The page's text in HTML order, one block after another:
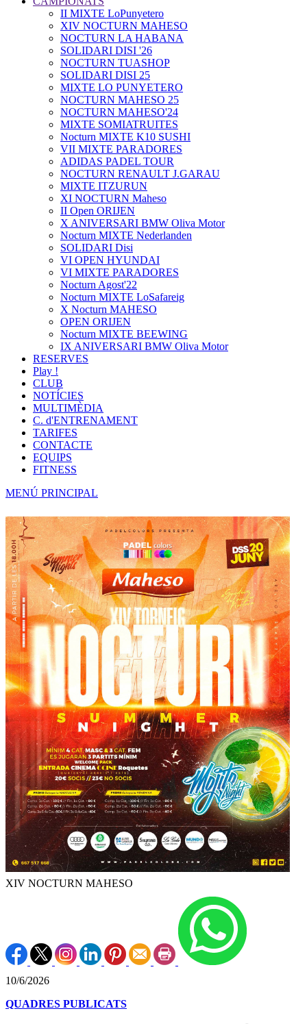
II MIXTE LoPunyetero
XIV NOCTURN MAHESO
NOCTURN LA HABANA
SOLIDARI DISI '26
NOCTURN TUASHOP
SOLIDARI DISI 25
MIXTE LO PUNYETERO
NOCTURN MAHESO 25
NOCTURN MAHESO'24
MIXTE SOMIATRUITES
Nocturn MIXTE K10 SUSHI
VII MIXTE PARADORES
ADIDAS PADEL TOUR
NOCTURN RENAULT J.GARAU
MIXTE ITZURUN
XI NOCTURN Maheso
II Open ORIJEN
X ANIVERSARI BMW Oliva Motor
Nocturn MIXTE Nederlanden
SOLIDARI Disi
VI OPEN HYUNDAI
VI MIXTE PARADORES
Nocturn Agost'22
Nocturn MIXTE LoSafareig
X Nocturn MAHESO
OPEN ORIJEN
Nocturn MIXTE BEEWING
IX ANIVERSARI BMW Oliva Motor
RESERVES
Play !
CLUB
NOTÍCIES
MULTIMÈDIA
C. d'ENTRENAMENT
TARIFES
CONTACTE
EQUIPS
FITNESS
MENÚ PRINCIPAL
XIV NOCTURN MAHESO
10/6/2026
QUADRES PUBLICATS